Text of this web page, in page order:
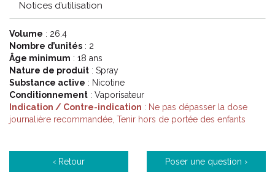
Notices d’utilisation
Volume : 26.4
Nombre d’unités : 2
Âge minimum : 18 ans
Nature de produit : Spray
Substance active : Nicotine
Conditionnement : Vaporisateur
Indication / Contre-indication : Ne pas dépasser la dose
journalière recommandée, Tenir hors de portée des enfants
‹ Retour Poser une question ›